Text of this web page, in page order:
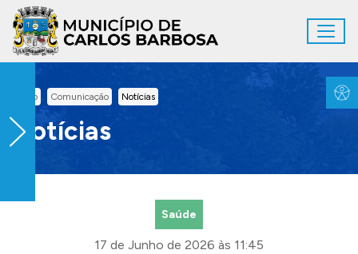
Ir para conteúdo principal
Inicio Comunicação Notícias
Notícias
Saúde
17 de Junho de 2026 às 11:45